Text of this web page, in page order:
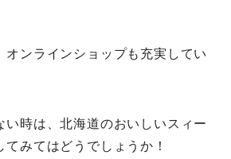
オンラインショップも充実してい
い時は、北海道のおいしいスィー
みてはどうでしょうか！